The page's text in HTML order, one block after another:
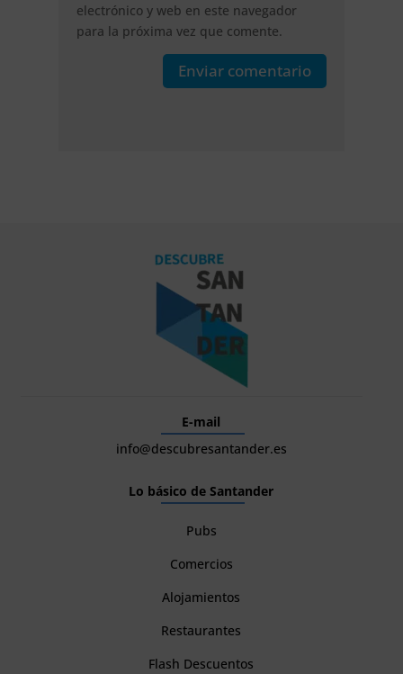
electrónico y web en este navegador
para la próxima vez que comente.
Enviar comentario
E-mail
info@descubresantander.es
Lo básico de Santander
Pubs
Comercios
Alojamientos
Restaurantes
Flash Descuentos